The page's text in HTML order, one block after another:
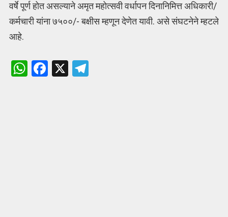
वर्षे पूर्ण होत असल्याने अमृत महोत्सवी वर्धापन दिनानिमित्त अधिकारी/
कर्मचारी यांना ७५००/- बक्षीस म्हणून देणेत यावी. असे संघटनेने म्हटले
आहे.
W F X T